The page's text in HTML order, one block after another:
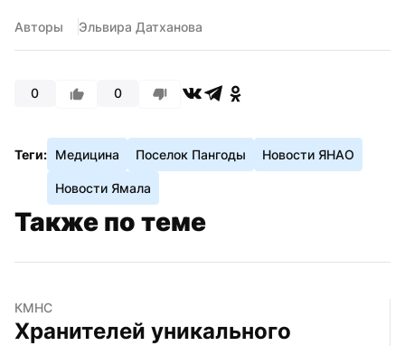
Авторы Эльвира Датханова
0 0
Теги: Медицина Поселок Пангоды Новости ЯНАО
Новости Ямала
Также по теме
КМНС
Хранителей уникального